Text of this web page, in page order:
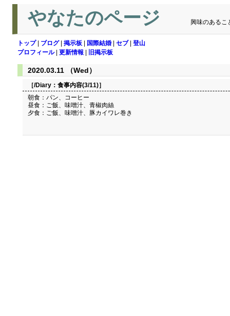
やなたのページ 興味のあるこ
トップ| ブログ| 掲示板 国際結婚 セブ| 登山
プロフィール| 更新情報 旧掲示板
2020.03.11 （Wed）
［/Diary： 食事内容(3/11)］
朝食：パン、コーヒー
昼食：ご飯、味噌汁、青椒肉絲
夕食：ご飯、味噌汁、豚カイワレ巻き